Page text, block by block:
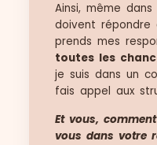
Ainsi, même
doivent répondre
prends mes
toutes les
je suis dans un
fais appel aux
Et vous,
vous dans votre